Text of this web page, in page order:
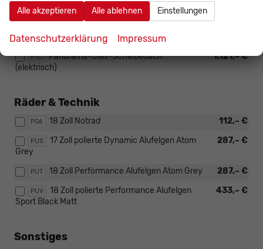
PQN
Entfall der Motor- und
Modellbezeichnung
PRP Anhänger-Vorbereitung
PTC 1.121,– €
Panorama-Glas-Schiebedach
(elektrisch)
Räder & Technik
PG6 112,– €
18 Zoll Notrad
PUS 287,– €
17 Zoll polierte Dynamic Alufelgen Atom
Grey
PUT 287,– €
18 Zoll Performance Alufelgen Atom Grey
PUV 433,– €
18 Zoll polierte Performance Alufelgen
Sport Black Matt
Sonstiges
Alle akzeptieren Alle ablehnen Einstellungen
Datenschutzerklärung Impressum